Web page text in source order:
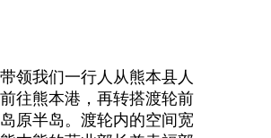
领我们一行人从熊本县人
往熊本港，再转搭渡轮前
原半岛。渡轮内的空间宽